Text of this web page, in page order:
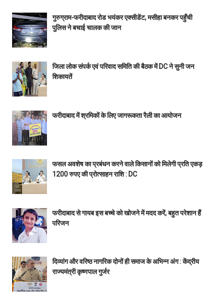
गुरुग्राम-फरीदाबाद रोड भयंकर एक्सीडेंट, मसीहा बनकर पहुँची
पुलिस ने बचाई चालक की जान
जिला लोक संपर्क एवं परिवाद समिति की बैठक में DC ने सुनी जन
शिकायतें
फरीदाबाद में श्रमिकों के लिए जागरूकता रैली का आयोजन
फसल अवशेष का प्रबंधन करने वाले किसानों को मिलेगी प्रति एकड़
1200 रुपए की प्रोत्साहन राशि : DC
फरीदाबाद से गायब इस बच्चे को खोजने में मदद करें, बहुत परेशान हैं
परिजन
दिव्यांग और वरिष्ठ नागरिक दोनों ही समाज के अभिन्न अंग : केंद्रीय
राज्यमंत्री कृष्णपाल गुर्जर